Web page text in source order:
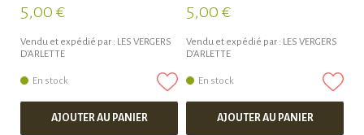
5,00 €
Vendu et expédié par : LES VERGERS
D'ARLETTE
En stock
AJOUTER AU PANIER
5,00 €
Vendu et expédié par : LES VERGERS
D'ARLETTE
En stock
AJOUTER AU PANIER